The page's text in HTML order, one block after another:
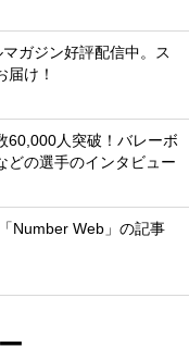
ガジン好評配信中。ス
届け！
60,000人突破！バレーボ
どの選手のインタビュー
Number Web」の記事